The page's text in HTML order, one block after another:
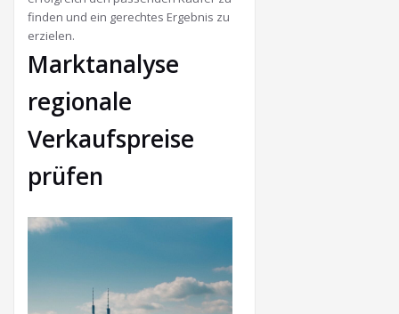
finden und ein gerechtes Ergebnis zu
erzielen.
Marktanalyse
regionale
Verkaufspreise
prüfen